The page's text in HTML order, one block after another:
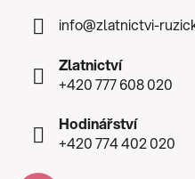
info@zlatnictvi-
Zlatnictví
+420 777 608 020
Hodinářství
+420 774 402 020